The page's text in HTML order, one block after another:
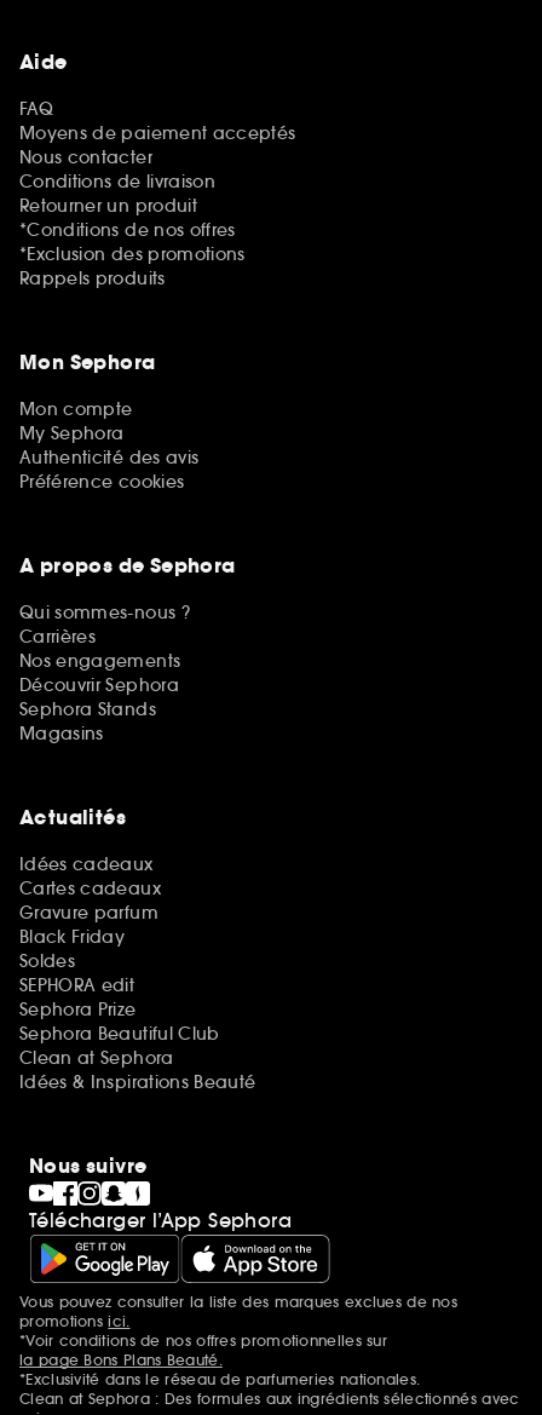
Aide
FAQ
Moyens de paiement acceptés
Nous contacter
Conditions de livraison
Retourner un produit
*Conditions de nos offres
*Exclusion des promotions
Rappels produits
Mon Sephora
Mon compte
My Sephora
Authenticité des avis
Préférence cookies
A propos de Sephora
Qui sommes-nous ?
Carrières
Nos engagements
Découvrir Sephora
Sephora Stands
Magasins
Actualités
Idées cadeaux
Cartes cadeaux
Gravure parfum
Black Friday
Soldes
SEPHORA edit
Sephora Prize
Sephora Beautiful Club
Clean at Sephora
Idées & Inspirations Beauté
Nous suivre
Télécharger l’App Sephora
Mentions additionnelles
Vous pouvez consulter la liste des marques exclues de nos
promotionsici.
*Voir conditions de nos offres promotionnelles sur
la page Bons Plans Beauté.
*Exclusivité dans le réseau de parfumeries nationales.
Clean at Sephora : Des formules aux ingrédients sélectionnés avec